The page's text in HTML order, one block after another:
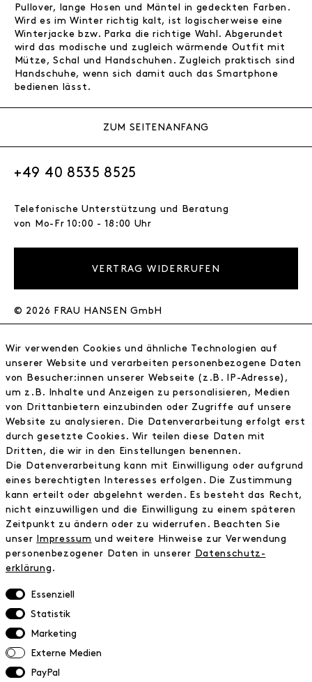
Pullover, lange Hosen und Mäntel in gedeckten Farben.
Wird es im Winter richtig kalt, ist logischerweise eine
Winterjacke bzw. Parka die richtige Wahl. Abgerundet
wird das modische und zugleich wärmende Outfit mit
Mütze, Schal und Handschuhen. Zugleich praktisch sind
Handschuhe, wenn sich damit auch das Smartphone
bedienen lässt.
ZUM SEITENANFANG
+49 40 8535 8525
Telefonische Unterstützung und Beratung
von Mo-Fr 10:00 - 18:00 Uhr
VERTRAG WIDERRUFEN
© 2026 FRAU HANSEN GmbH
Store
Journal
Wir
Jobs
Instagram
Facebook
Kontakt
FAQ
Zahlungsinformationen
Versand
Retoure
Datenschutz
AGB
Impressum
Wir verwenden Cookies und ähnliche Technologien auf
unserer Website und verarbeiten personenbezogene Daten
von Besucher:innen unserer Webseite (z.B. IP-Adresse),
um z.B. Inhalte und Anzeigen zu personalisieren, Medien
von Drittanbietern einzubinden oder Zugriffe auf unsere
Website zu analysieren. Die Datenverarbeitung erfolgt erst
durch gesetzte Cookies. Wir teilen diese Daten mit
Dritten, die wir in den Einstellungen benennen.
Die Datenverarbeitung kann mit Einwilligung oder aufgrund
eines berechtigten Interesses erfolgen. Die Zustimmung
kann erteilt oder abgelehnt werden. Es besteht das Recht,
nicht einzuwilligen und die Einwilligung zu einem späteren
Zeitpunkt zu ändern oder zu widerrufen. Beachten Sie
unser
Impressum und weitere Hinweise zur Verwendung
personenbezogener Daten in unserer
Daten­schutz­
erklärung .
Essenziell
Statistik
Marketing
Externe Medien
PayPal